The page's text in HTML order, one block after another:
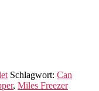
Schlagwort: Can
, Miles Freezer